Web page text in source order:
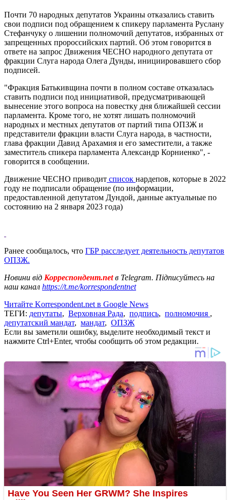
Почти 70 народных депутатов Украины отказались ставить
свои подписи под обращением к спикеру парламента Руслану
Стефанчуку о лишении полномочий депутатов, избранных от
запрещенных пророссийских партий. Об этом говорится в
ответе на запрос Движения ЧЕСНО народного депутата от
фракции Слуга народа Олега Дунды, инициировавшего сбор
подписей.
"Фракция Батькивщина почти в полном составе отказалась
ставить подписи под инициативой, предусматривающей
вынесение этого вопроса на повестку дня ближайшей сессии
парламента. Кроме того, не хотят лишать полномочий
народных и местных депутатов от партий типа ОПЗЖ и
представители фракции власти Слуга народа, в частности,
глава фракции Давид Арахамия и его заместители, а также
заместитель спикера парламента Александр Корниенко", -
говорится в сообщении.
Движение ЧЕСНО приводит список нардепов, которые в 2022
году не подписали обращение (по информации,
предоставленной депутатом Дундой, данные актуальные по
состоянию на 2 января 2023 года)
Ранее сообщалось, что ГБР расследует деятельность депутатов
ОПЗЖ.
Новини від Корреспондент.netв Telegram. Підписуйтесь на
наш канал https://t.me/korrespondentnet
Читайте Korrespondent.net в Google News
ТЕГИ: депутаты, Верховная Рада, подпись, полномочия ,
депутатский мандат, мандат, ОПЗЖ
Если вы заметили ошибку, выделите необходимый текст и
нажмите Ctrl+Enter, чтобы сообщить об этом редакции.